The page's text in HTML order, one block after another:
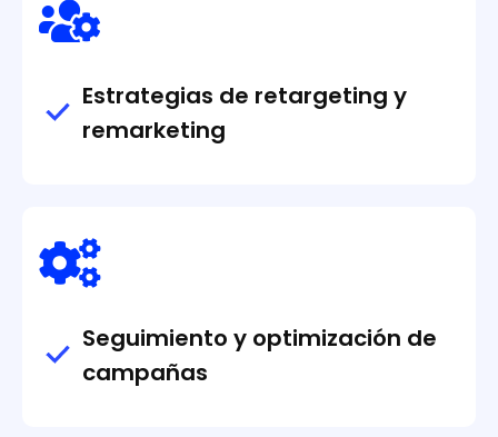
Estrategias de retargeting y
remarketing
Seguimiento y optimización de
campañas